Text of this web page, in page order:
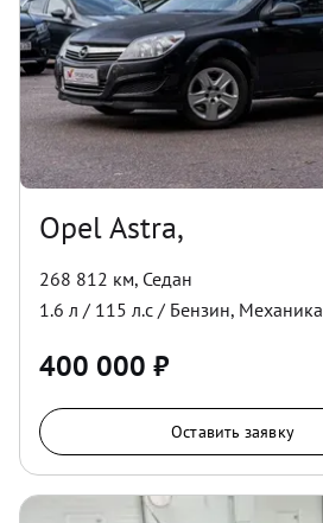
Opel Astra,
268 812 км, Седан
1.6 л / 115 л.с / Бензин, Механика
400 000 ₽
Оставить заявку